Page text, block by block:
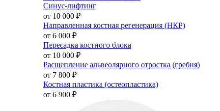
Синус-лифтинг
от 10 000 ₽
Направленная костная регенерация (НКР)
от 6 000 ₽
Пересадка костного блока
от 10 000 ₽
Расщепление альвеолярного отростка (гребня)
от 7 800 ₽
Костная пластика (остеопластика)
от 6 900 ₽